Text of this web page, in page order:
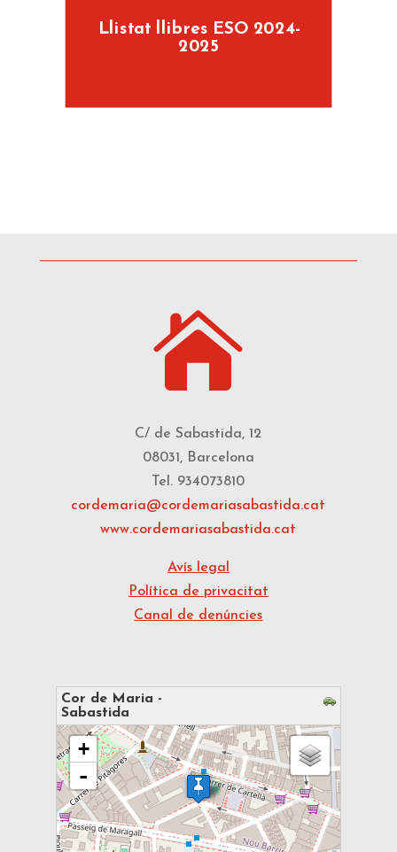
Llistat llibres ESO 2024-
2025

C/ de Sabastida, 12
08031, Barcelona
Tel. 934073810
cordemaria@cordemariasabastida.cat
www.cordemariasabastida.cat
Avís legal
Política de privacitat
Canal de denúncies
Cor de Maria -
Sabastida
s'està carregant el mapa - espereu...
+
-